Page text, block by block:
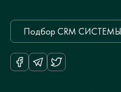
Подбор CRM СИСТЕМЫ